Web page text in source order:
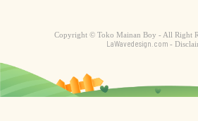
Copyright © Toko Mainan Boy - All Right
LaWavedesign.com -